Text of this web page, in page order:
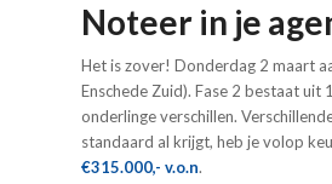
Noteer in je
Het is zover! Donderdag 2 maart
Enschede Zuid). Fase 2 bestaat
onderlinge verschillen.
standaard al krijgt, heb je volop
€315.000,- v.o.n.